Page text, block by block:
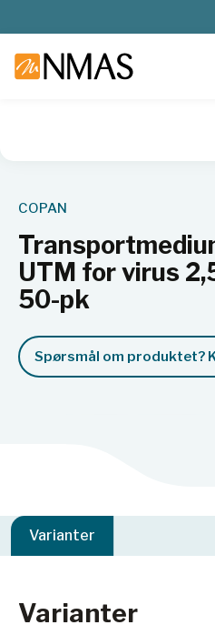
COPAN
UTM for virus
50-pk
Spørsmål om produktet?
Varianter
Varianter